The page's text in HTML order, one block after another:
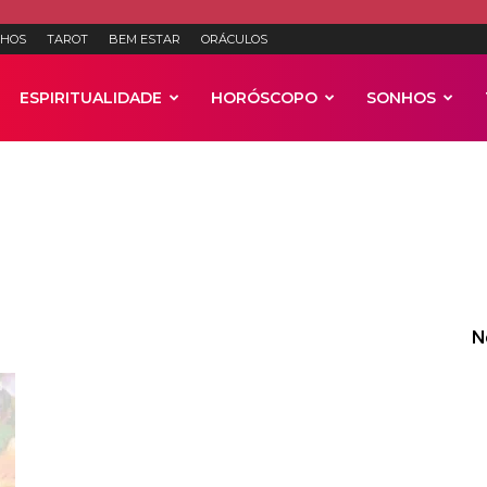
TAROT BEM ESTAR ORÁCULOS
ESPIRITUALIDADE HORÓSCOPO SONHOS